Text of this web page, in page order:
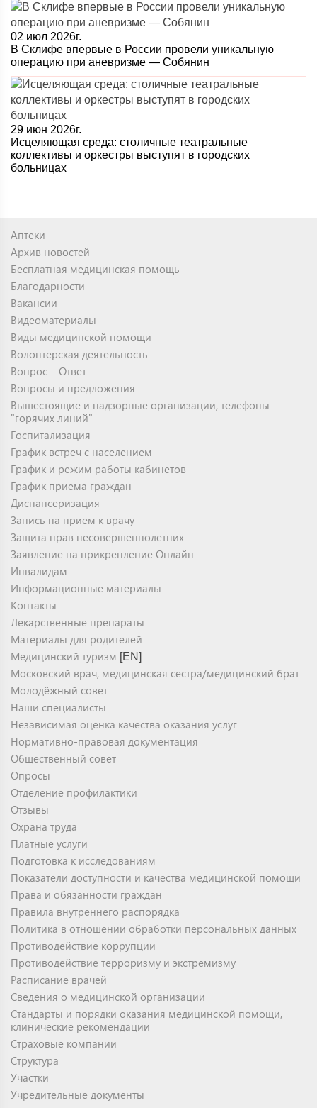
02 июл 2026г.
В Склифе впервые в России провели уникальную
операцию при аневризме — Собянин
29 июн 2026г.
Исцеляющая среда: столичные театральные
коллективы и оркестры выступят в городских
больницах
Аптеки
Архив новостей
Бесплатная медицинская помощь
Благодарности
Вакансии
Видеоматериалы
Виды медицинской помощи
Волонтерская деятельность
Вопрос – Ответ
Вопросы и предложения
Вышестоящие и надзорные организации, телефоны
"горячих линий"
Госпитализация
График встреч с населением
График и режим работы кабинетов
График приема граждан
Диспансеризация
Запись на прием к врачу
Защита прав несовершеннолетних
Заявление на прикрепление Онлайн
Инвалидам
Информационные материалы
Контакты
Лекарственные препараты
Материалы для родителей
Медицинский туризм [EN]
Московский врач, медицинская сестра/медицинский брат
Молодёжный совет
Наши специалисты
Независимая оценка качества оказания услуг
Нормативно-правовая документация
Общественный совет
Опросы
Отделение профилактики
Отзывы
Охрана труда
Платные услуги
Подготовка к исследованиям
Показатели доступности и качества медицинской помощи
Права и обязанности граждан
Правила внутреннего распорядка
Политика в отношении обработки персональных данных
Противодействие коррупции
Противодействие терроризму и экстремизму
Расписание врачей
Сведения о медицинской организации
Стандарты и порядки оказания медицинской помощи,
клинические рекомендации
Страховые компании
Структура
Участки
Учредительные документы